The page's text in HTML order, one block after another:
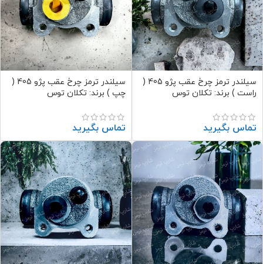
سیلندر ترمز چرخ عقب پژو 405 (
راست ) برند: تکلان توس
تماس بگیرید
سیلندر ترمز چرخ عقب پژو 405 (
چپ ) برند: تکلان توس
تماس بگیرید